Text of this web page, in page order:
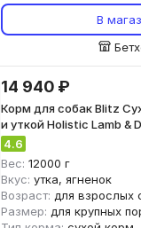
В
14 940 ₽
Корм для собак Blitz
и уткой Holistic Lamb &
собак средних и
4.6
Вес: 12000 г
Вкус: утка, ягненок
Возраст: для взрослых
Размер: для крупных